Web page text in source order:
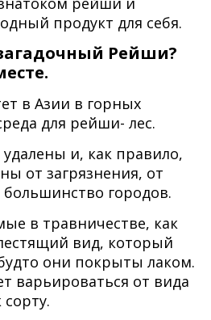
продукт для себя.
Рейши?
в Азии в горных
для рейши- лес.
и, как правило,
от загрязнения, от
большинство городов.
в травничестве, как
вид, который
они покрыты лаком.
варьироваться от вида